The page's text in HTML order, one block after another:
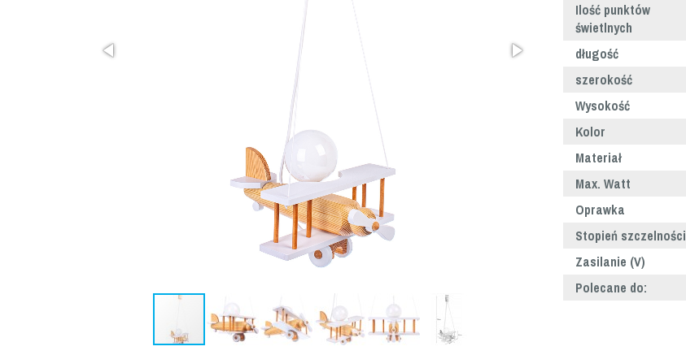
Ilość punktów
świetlnych
długość
szerokość
Wysokość
Kolor
Materiał
Max. Watt
Oprawka
Stopień szczelności
Zasilanie (V)
Polecane do: